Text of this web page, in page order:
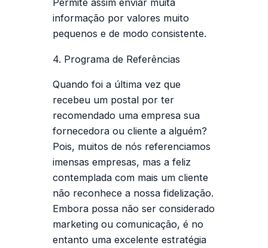
Permite assim enviar muita
informação por valores muito
pequenos e de modo consistente.
4. Programa de Referências
Quando foi a última vez que
recebeu um postal por ter
recomendado uma empresa sua
fornecedora ou cliente a alguém?
Pois, muitos de nós referenciamos
imensas empresas, mas a feliz
contemplada com mais um cliente
não reconhece a nossa fidelização.
Embora possa não ser considerado
marketing ou comunicação, é no
entanto uma excelente estratégia